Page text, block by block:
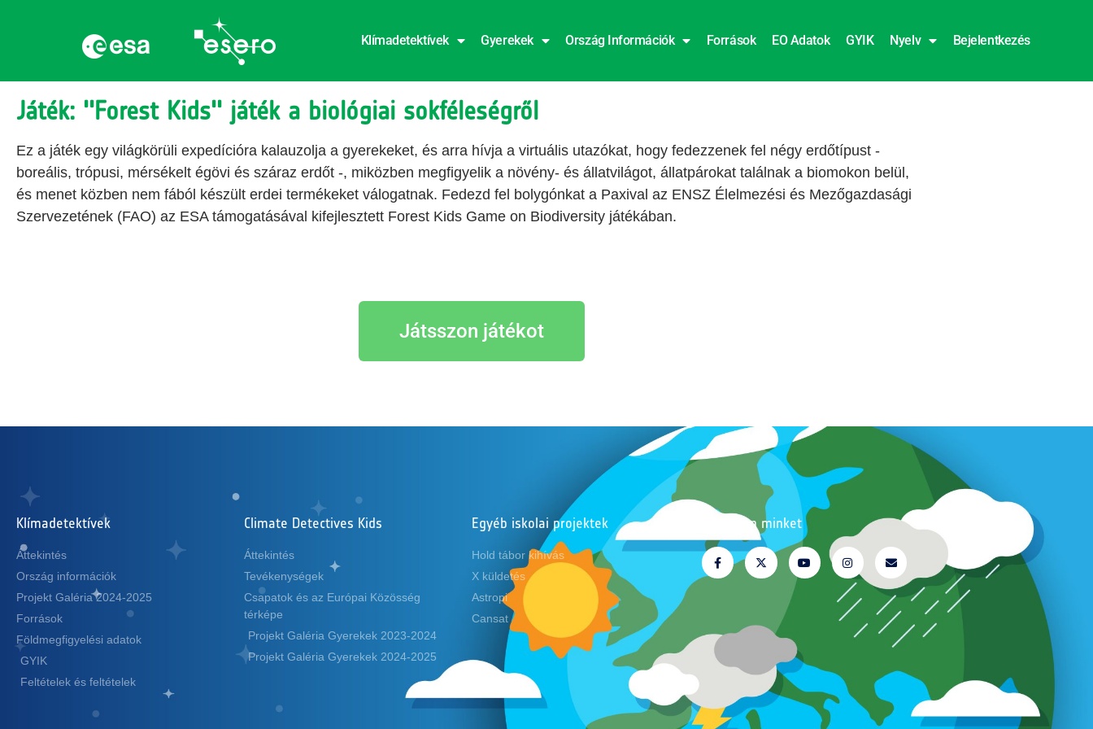
Klímadetektívek Gyerekek Ország Információk Források EO Adatok GYIK Nyelv Bejelentkezés
Játék: ''Forest Kids'' játék a biológiai sokféleségről
Ez a játék egy világkörüli expedícióra kalauzolja a gyerekeket, és arra hívja a virtuális utazókat, hogy fedezzenek fel négy erdőtípust -
boreális, trópusi, mérsékelt égövi és száraz erdőt -, miközben megfigyelik a növény- és állatvilágot, állatpárokat találnak a biomokon belül,
és menet közben nem fából készült erdei termékeket válogatnak. Fedezd fel bolygónkat a Paxival az ENSZ Élelmezési és Mezőgazdasági
Szervezetének (FAO) az ESA támogatásával kifejlesztett Forest Kids Game on Biodiversity játékában.
Játsszon játékot
Klímadetektívek
Áttekintés
Ország információk
Projekt Galéria 2024-2025
Források
Földmegfigyelési adatok
GYIK
Feltételek és feltételek
Climate Detectives Kids
Áttekintés
Tevékenységek
Csapatok és az Európai Közösség
térképe
Projekt Galéria Gyerekek 2023-2024
Projekt Galéria Gyerekek 2024-2025
Egyéb iskolai projektek
Hold tábor kihívás
X küldetés
Astropi
Cansat
Kövessen minket